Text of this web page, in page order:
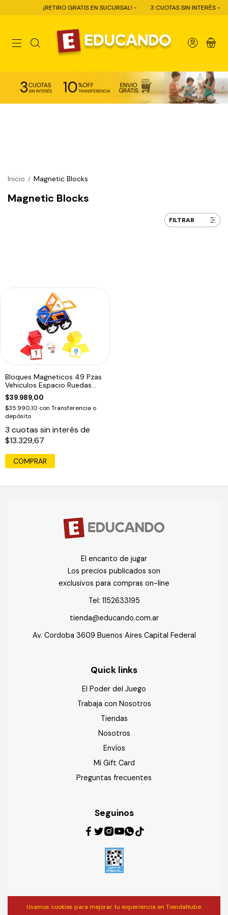
¡RETIRO GRATIS EN SUCURSAL! - 3 CUOTAS SIN INTERÉS -
0
Inicio / Magnetic Blocks
Magnetic Blocks
FILTRAR
Bloques Magneticos 49 Pzas
Vehiculos Espacio Ruedas
Numeros
$39.989,00
$35.990,10 con Transferencia o
depósito
3 cuotas sin interés de
$13.329,67
COMPRAR
El encanto de jugar
Los precios publicados son
exclusivos para compras on-line
Tel: 1152633195
tienda@educando.com.ar
Av. Cordoba 3609 Buenos Aires Capital Federal
Quick links
El Poder del Juego
Trabaja con Nosotros
Tiendas
Nosotros
Envíos
Mi Gift Card
Preguntas frecuentes
Seguinos
Usamos cookies para mejorar tu experiencia en TiendaNube.